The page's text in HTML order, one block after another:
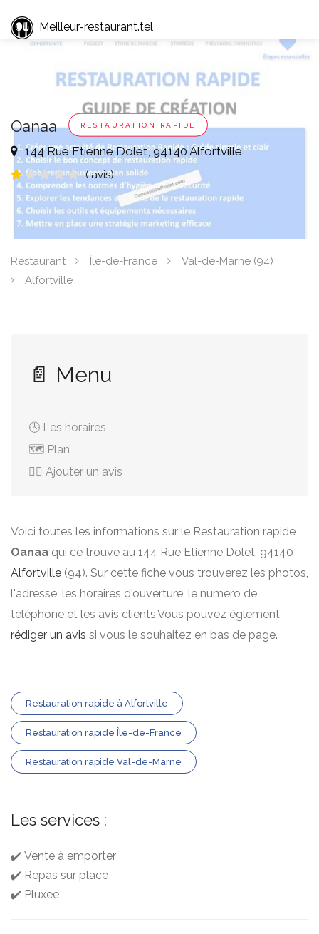
Meilleur-restaurant.tel
Oanaa RESTAURATION RAPIDE
144 Rue Etienne Dolet, 94140 Alfortville
( avis)
Restaurant Île-de-France
Val-de-Marne (94)
Alfortville
📄 Menu
🕓 Les horaires
🗺️ Plan
✍🏻 Ajouter un avis
Voici toutes les informations sur le Restauration rapide
Oanaa qui ce trouve au 144 Rue Etienne Dolet, 94140
Alfortville (94). Sur cette fiche vous trouverez les photos,
l'adresse, les horaires d'ouverture, le numero de
téléphone et les avis clients.Vous pouvez églement
rédiger un avis si vous le souhaitez en bas de page.
Restauration rapide à Alfortville
Restauration rapide Île-de-France
Restauration rapide Val-de-Marne
Les services :
✔️ Vente à emporter
✔️ Repas sur place
✔️ Pluxee